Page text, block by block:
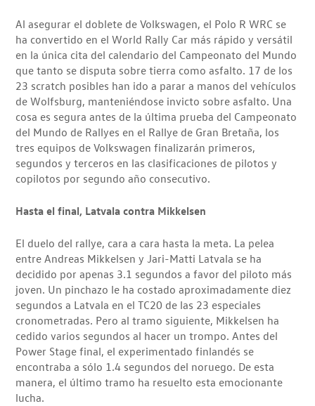
Al asegurar el doblete de Volkswagen, el Polo R WRC se
ha convertido en el World Rally Car más rápido y versátil
en la única cita del calendario del Campeonato del Mundo
que tanto se disputa sobre tierra como asfalto. 17 de los
23 scratch posibles han ido a parar a manos del vehículos
de Wolfsburg, manteniéndose invicto sobre asfalto. Una
cosa es segura antes de la última prueba del Campeonato
del Mundo de Rallyes en el Rallye de Gran Bretaña, los
tres equipos de Volkswagen finalizarán primeros,
segundos y terceros en las clasificaciones de pilotos y
copilotos por segundo año consecutivo.
Hasta el final, Latvala contra Mikkelsen
El duelo del rallye, cara a cara hasta la meta. La pelea
entre Andreas Mikkelsen y Jari-Matti Latvala se ha
decidido por apenas 3.1 segundos a favor del piloto más
joven. Un pinchazo le ha costado aproximadamente diez
segundos a Latvala en el TC20 de las 23 especiales
cronometradas. Pero al tramo siguiente, Mikkelsen ha
cedido varios segundos al hacer un trompo. Antes del
Power Stage final, el experimentado finlandés se
encontraba a sólo 1.4 segundos del noruego. De esta
manera, el último tramo ha resuelto esta emocionante
lucha.